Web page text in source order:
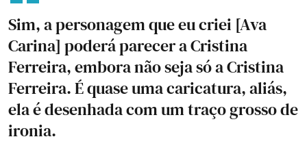
Sim, a personagem que eu criei [Ava
Carina] poderá parecer a Cristina
Ferreira, embora não seja só a Cristina
Ferreira. É quase uma caricatura, aliás,
ela é desenhada com um traço grosso de
ironia.